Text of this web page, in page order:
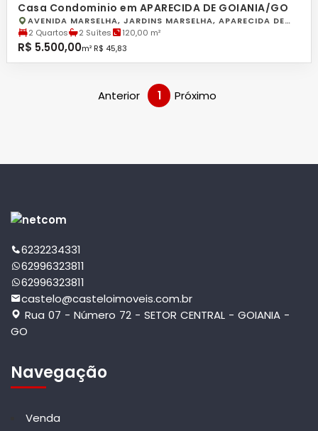
Casa Condominio em APARECIDA DE GOIANIA/GO
AVENIDA MARSELHA, JARDINS MARSELHA, APARECIDA DE
GOIANIA
2 Quartos 2 Suítes 120,00 m²
R$ 5.500,00m² R$ 45,83
Anterior 1 Próximo
6232234331
62996323811
62996323811
castelo@casteloimoveis.com.br
Rua 07 - Número 72 - SETOR CENTRAL - GOIANIA -
GO
Navegação
Venda